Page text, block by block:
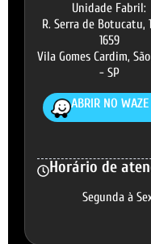
Unidade Fabril:
R. Serra de Botucatu,
1659
Vila Gomes Cardim,
- SP
ABRIR NO WAZE
Horário de
Segunda à